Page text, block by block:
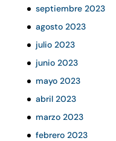
septiembre 2023
agosto 2023
julio 2023
junio 2023
mayo 2023
abril 2023
marzo 2023
febrero 2023